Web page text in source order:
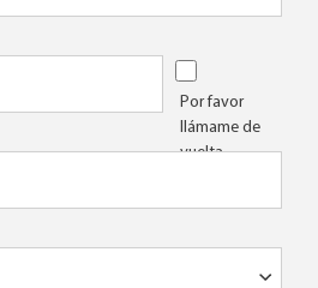
Por favor
llámame de
vuelta